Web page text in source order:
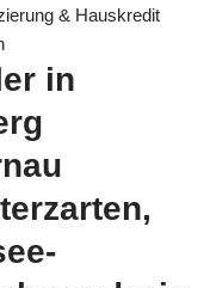
& Hauskredit
in